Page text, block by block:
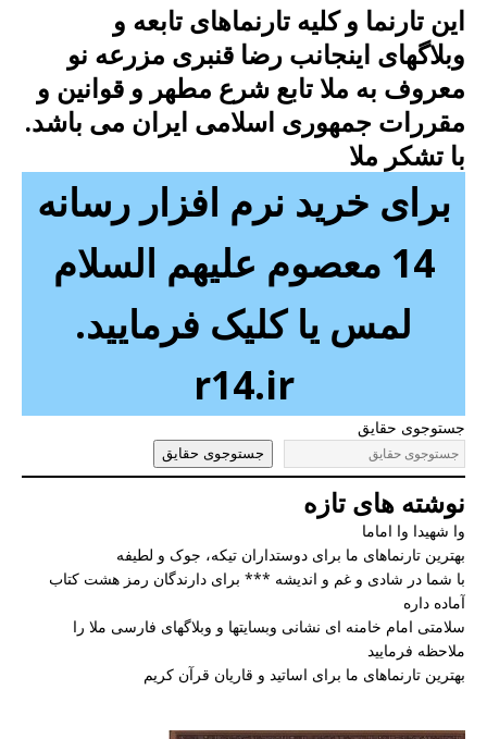
این تارنما و کلیه تارنماهای تابعه و
وبلاگهای اینجانب رضا قنبری مزرعه نو
معروف به ملا تابع شرع مطهر و قوانین و
مقررات جمهوری اسلامی ایران می باشد.
با تشکر ملا
برای خرید نرم افزار رسانه
14 معصوم علیهم السلام
لمس یا کلیک فرمایید.
r14.ir
جستوجوی حقایق
جستوجوی حقایق
نوشته های تازه
وا شهیدا وا اماما
بهترین تارنماهای ما برای دوستداران تیکه، جوک و لطیفه
با شما در شادی و غم و اندیشه *** برای دارندگان رمز هشت کتاب
آماده داره
سلامتی امام خامنه ای نشانی وبسایتها و وبلاگهای فارسی ملا را
ملاحظه فرمایید
بهترین تارنماهای ما برای اساتید و قاریان قرآن کریم